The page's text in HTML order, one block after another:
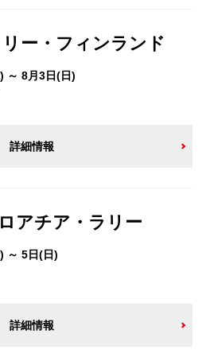
ー・フィンランド
～ 8月3日(日)
詳細情報
アチア・ラリー
～ 5日(日)
詳細情報